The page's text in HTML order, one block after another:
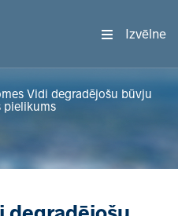
Izvēlne
Vidi degradējošu būvju
pielikums